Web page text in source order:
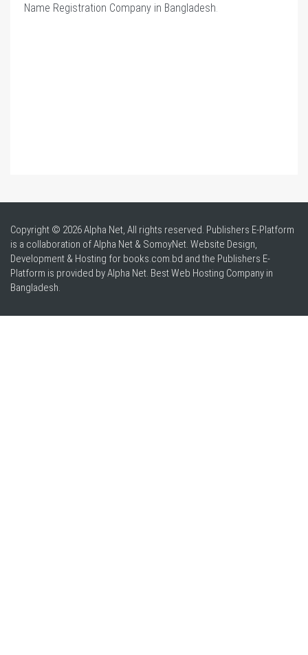
Name Registration Company in Bangladesh.
Copyright © 2026 Alpha Net, All rights reserved. Publishers E-Platform
is a collaboration of Alpha Net & SomoyNet. Website Design,
Development & Hosting for books.com.bd and the Publishers E-
Platform is provided by Alpha Net. BestWeb Hosting Company in
Bangladesh.